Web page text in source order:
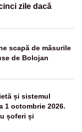
zile dacă
scapă de măsurile
de Bolojan
și sistemul
1 octombrie 2026.
șoferi și